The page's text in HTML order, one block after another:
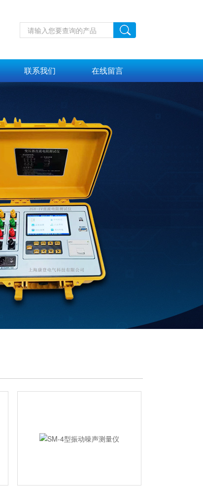
联系我们 在线留言